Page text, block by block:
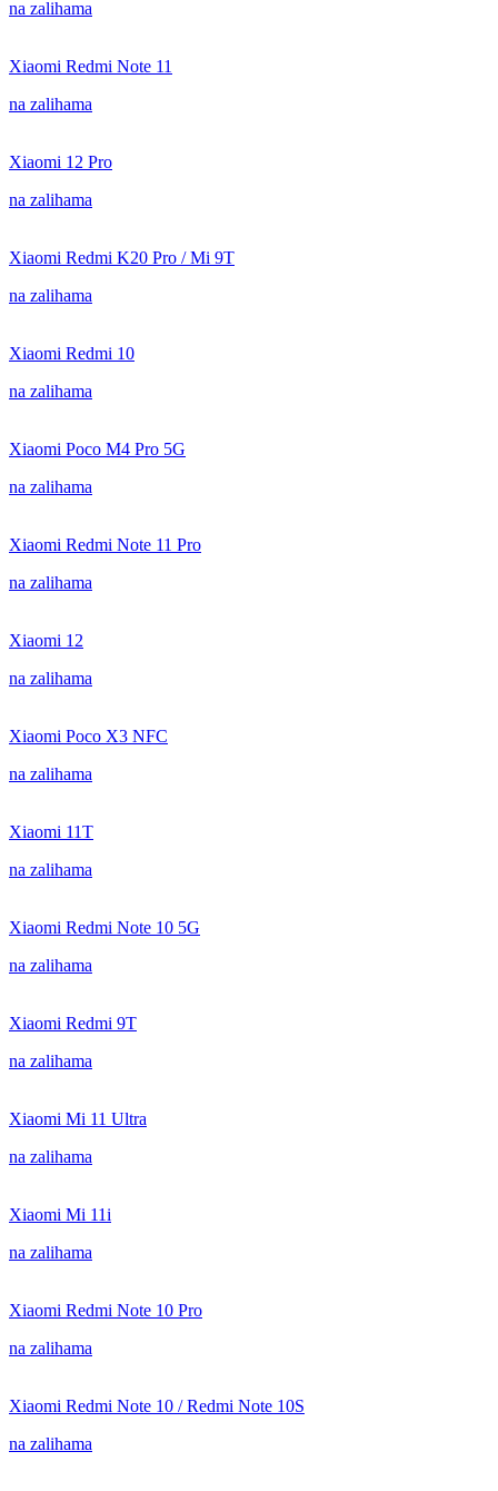
na zalihama
Xiaomi Redmi Note 11
na zalihama
Xiaomi 12 Pro
na zalihama
Xiaomi Redmi K20 Pro / Mi 9T
na zalihama
Xiaomi Redmi 10
na zalihama
Xiaomi Poco M4 Pro 5G
na zalihama
Xiaomi Redmi Note 11 Pro
na zalihama
Xiaomi 12
na zalihama
Xiaomi Poco X3 NFC
na zalihama
Xiaomi 11T
na zalihama
Xiaomi Redmi Note 10 5G
na zalihama
Xiaomi Redmi 9T
na zalihama
Xiaomi Mi 11 Ultra
na zalihama
Xiaomi Mi 11i
na zalihama
Xiaomi Redmi Note 10 Pro
na zalihama
Xiaomi Redmi Note 10 / Redmi Note 10S
na zalihama